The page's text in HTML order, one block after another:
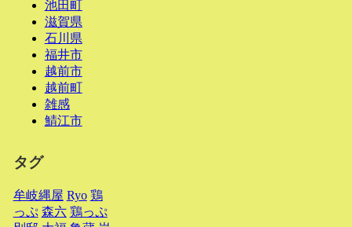
池田町
滋賀県
石川県
福井市
越前市
越前町
雑感
鯖江市
タグ
牟岐縄屋 Ryo 鶏
っぷ 森六 鶏っぷ